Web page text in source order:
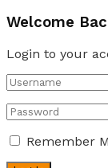
Welcome
Login to your
Remember